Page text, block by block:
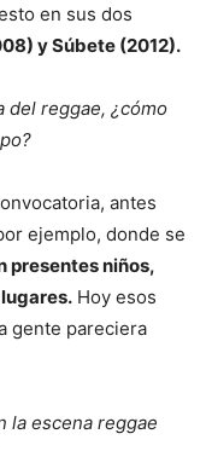
en sus dos
y Súbete (2012).
del reggae, ¿cómo
antes
ejemplo, donde se
presentes niños,
Hoy esos
gente pareciera
la escena reggae